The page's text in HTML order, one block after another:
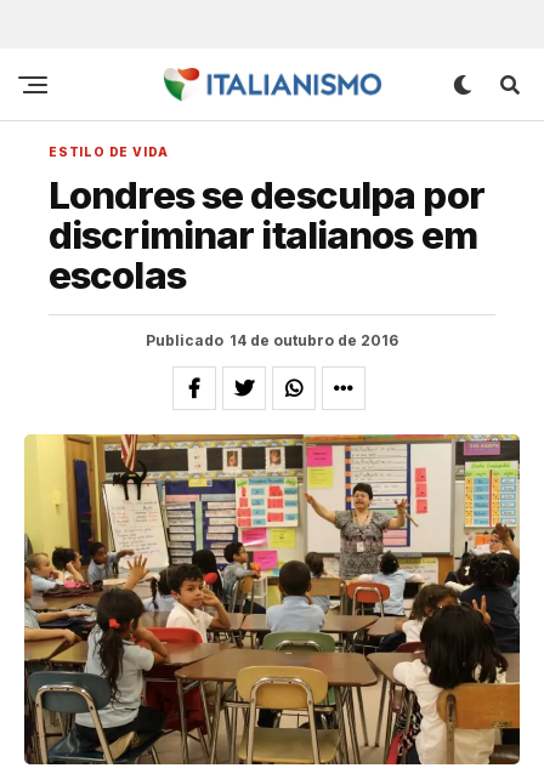
ESTILO DE VIDA
Londres se desculpa por
discriminar italianos em
escolas
Publicado 14 de outubro de 2016